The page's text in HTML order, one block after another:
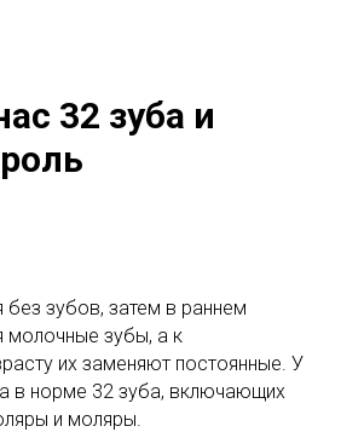
32 зуба и
зубов, затем в раннем
молочные зубы, а к
их заменяют постоянные. У
в норме 32 зуба, включающих
и моляры.